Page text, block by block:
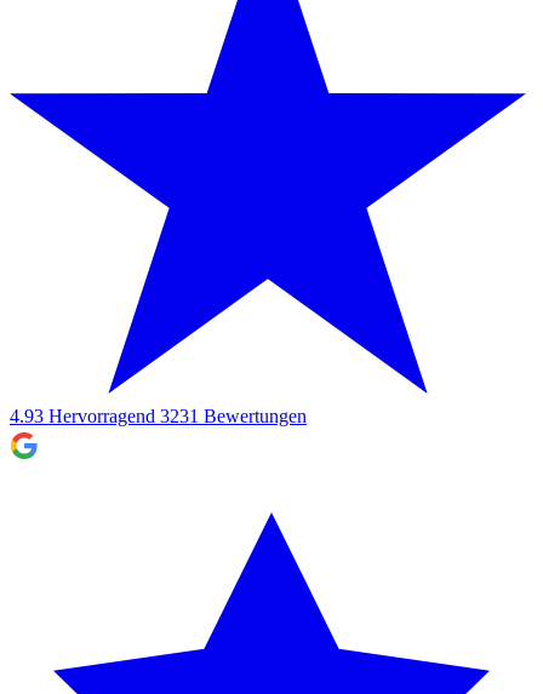
4.93 Hervorragend 3231 Bewertungen